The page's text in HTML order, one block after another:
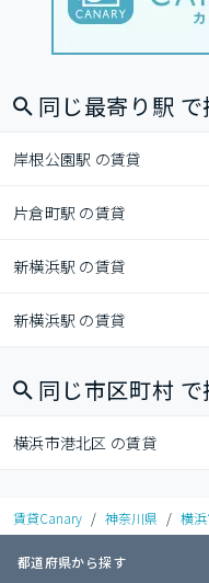
同じ最寄り駅 で
岸根公園駅 の賃貸
片倉町駅 の賃貸
新横浜駅 の賃貸
新横浜駅 の賃貸
同じ市区町村 で
横浜市港北区 の賃貸
賃貸Canary / 神奈川県 / 横
都道府県から探す